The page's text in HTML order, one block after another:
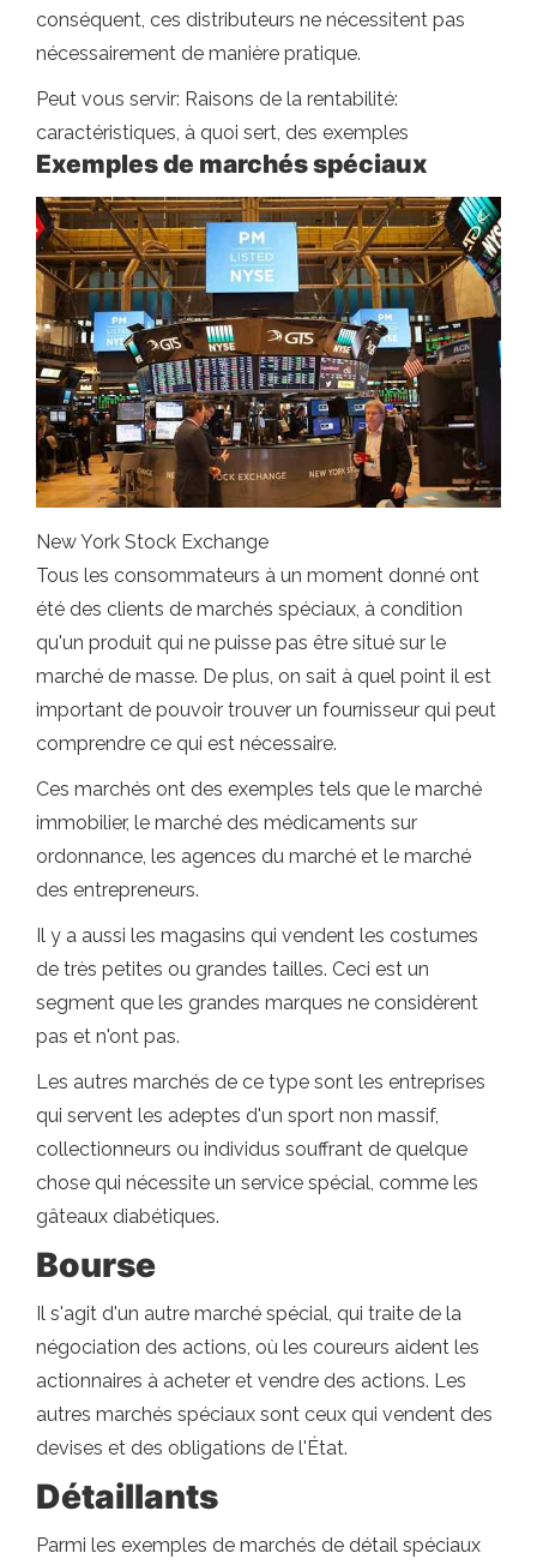
conséquent, ces distributeurs ne nécessitent pas
nécessairement de manière pratique.
Peut vous servir: Raisons de la rentabilité:
caractéristiques, à quoi sert, des exemples
Exemples de marchés spéciaux
New York Stock Exchange
Tous les consommateurs à un moment donné ont
été des clients de marchés spéciaux, à condition
qu'un produit qui ne puisse pas être situé sur le
marché de masse. De plus, on sait à quel point il est
important de pouvoir trouver un fournisseur qui peut
comprendre ce qui est nécessaire.
Ces marchés ont des exemples tels que le marché
immobilier, le marché des médicaments sur
ordonnance, les agences du marché et le marché
des entrepreneurs.
Il y a aussi les magasins qui vendent les costumes
de très petites ou grandes tailles. Ceci est un
segment que les grandes marques ne considèrent
pas et n'ont pas.
Les autres marchés de ce type sont les entreprises
qui servent les adeptes d'un sport non massif,
collectionneurs ou individus souffrant de quelque
chose qui nécessite un service spécial, comme les
gâteaux diabétiques.
Bourse
Il s'agit d'un autre marché spécial, qui traite de la
négociation des actions, où les coureurs aident les
actionnaires à acheter et vendre des actions. Les
autres marchés spéciaux sont ceux qui vendent des
devises et des obligations de l'État.
Détaillants
Parmi les exemples de marchés de détail spéciaux